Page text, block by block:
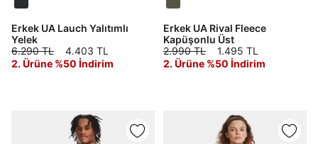
Erkek UA Lauch Yalıtımlı
Yelek
6.290 TL
4.403 TL
2. Ürüne %50 İndirim
Erkek UA Rival Fleece
Kapüşonlu Üst
2.990 TL
1.495 TL
2. Ürüne %50 İndirim